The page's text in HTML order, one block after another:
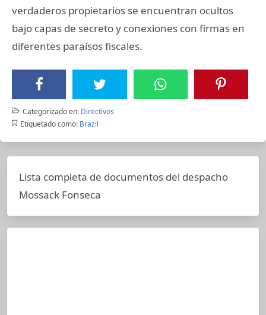
verdaderos propietarios se encuentran ocultos
bajo capas de secreto y conexiones con firmas en
diferentes paraísos fiscales.
Categorizado en: Directivos
Etiquetado como: Brazil
Lista completa de documentos del despacho
Mossack Fonseca